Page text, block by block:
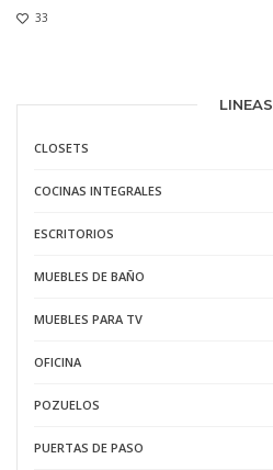
33
LINEAS
CLOSETS
COCINAS INTEGRALES
ESCRITORIOS
MUEBLES DE BAÑO
MUEBLES PARA TV
OFICINA
POZUELOS
PUERTAS DE PASO